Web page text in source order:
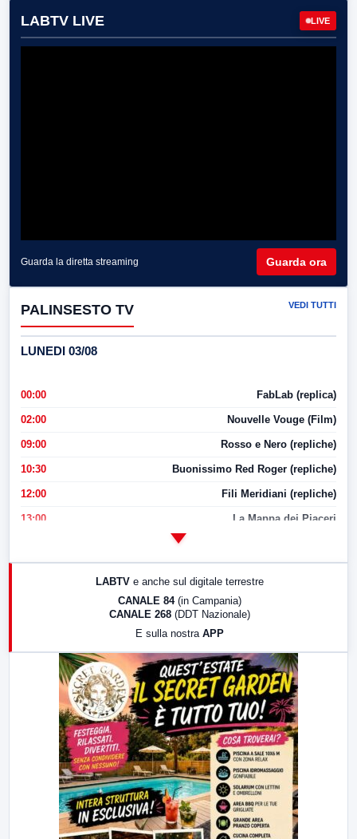
LABTV LIVE LIVE
Guarda la diretta streaming Guarda ora
PALINSESTO TV VEDI TUTTI
LUNEDI 03/08
00:00 FabLab (replica)
02:00 Nouvelle Vouge (Film)
09:00 Rosso e Nero (repliche)
10:30 Buonissimo Red Roger (repliche)
12:00 Fili Meridiani (repliche)
13:00 La Mappa dei Piaceri
LabNews (replica)
LABTV e anche sul digitale terrestre
CANALE 84 (in Campania)
CANALE 268 (DDT Nazionale)
E sulla nostra APP